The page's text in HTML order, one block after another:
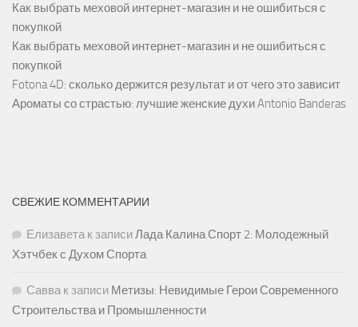
Как выбрать меховой интернет-магазин и не ошибиться с
покупкой
Как выбрать меховой интернет-магазин и не ошибиться с
покупкой
Fotona 4D: сколько держится результат и от чего это зависит
Ароматы со страстью: лучшие женские духи Antonio Banderas
СВЕЖИЕ КОММЕНТАРИИ
Елизаветак записиЛада Калина Спорт 2: Молодежный
Хэтчбек с Духом Спорта
Саввак записи Метизы: Невидимые Герои Современного
Строительства и Промышленности